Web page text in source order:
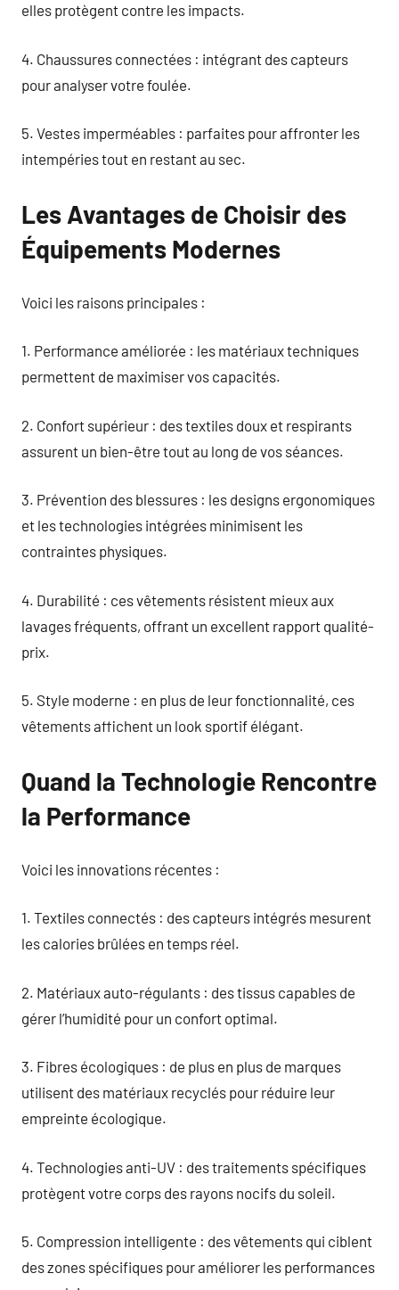
elles protègent contre les impacts.
4. Chaussures connectées : intégrant des capteurs
pour analyser votre foulée.
5. Vestes imperméables : parfaites pour affronter les
intempéries tout en restant au sec.
Les Avantages de Choisir des
Équipements Modernes
Voici les raisons principales :
1. Performance améliorée : les matériaux techniques
permettent de maximiser vos capacités.
2. Confort supérieur : des textiles doux et respirants
assurent un bien-être tout au long de vos séances.
3. Prévention des blessures : les designs ergonomiques
et les technologies intégrées minimisent les
contraintes physiques.
4. Durabilité : ces vêtements résistent mieux aux
lavages fréquents, offrant un excellent rapport qualité-
prix.
5. Style moderne : en plus de leur fonctionnalité, ces
vêtements affichent un look sportif élégant.
Quand la Technologie Rencontre
la Performance
Voici les innovations récentes :
1. Textiles connectés : des capteurs intégrés mesurent
les calories brûlées en temps réel.
2. Matériaux auto-régulants : des tissus capables de
gérer l’humidité pour un confort optimal.
3. Fibres écologiques : de plus en plus de marques
utilisent des matériaux recyclés pour réduire leur
empreinte écologique.
4. Technologies anti-UV : des traitements spécifiques
protègent votre corps des rayons nocifs du soleil.
5. Compression intelligente : des vêtements qui ciblent
des zones spécifiques pour améliorer les performances